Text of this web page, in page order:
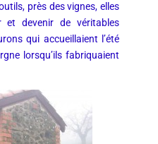
près des vignes, elles
et devenir de véritables
qui accueillaient l’été
lorsqu’ils fabriquaient